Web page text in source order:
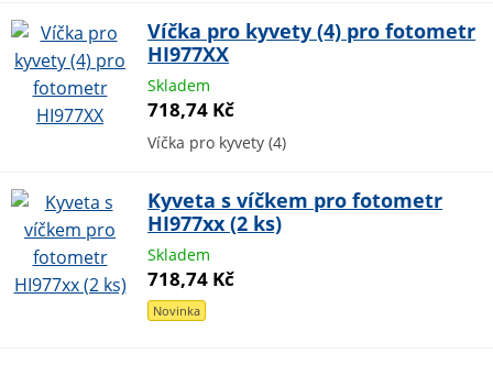
Víčka pro kyvety (4) pro fotometr
HI977XX
Skladem
718,74 Kč
Víčka pro kyvety (4)
Kyveta s víčkem pro fotometr
HI977xx (2 ks)
Skladem
718,74 Kč
Novinka